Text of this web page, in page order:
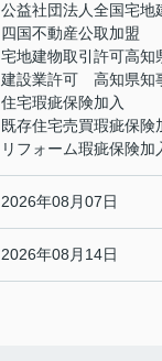
公益社団法人全国宅地
四国不動産公取加盟
宅地建物取引許可高
建設業許可 高知県知
住宅瑕疵保険加入
既存住宅売買瑕疵保険
リフォーム瑕疵保険加
2026年08月07日
2026年08月14日